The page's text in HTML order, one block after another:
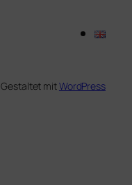
Gestaltet mitWordPress